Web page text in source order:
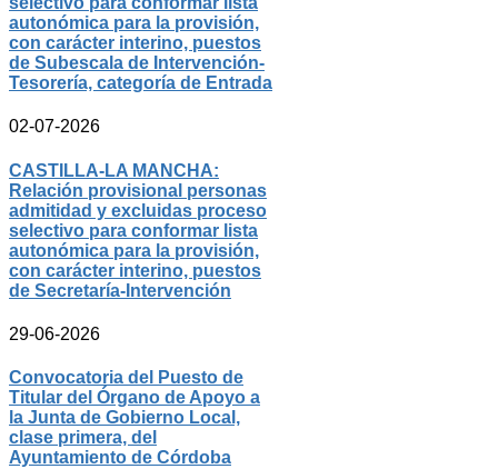
autonómica para la provisión,
con carácter interino, puestos
de Subescala de Intervención-
Tesorería, categoría de Entrada
02-07-2026
CASTILLA-LA MANCHA:
Relación provisional personas
admitidad y excluidas proceso
selectivo para conformar lista
autonómica para la provisión,
con carácter interino, puestos
de Secretaría-Intervención
29-06-2026
Convocatoria del Puesto de
Titular del Órgano de Apoyo a
la Junta de Gobierno Local,
clase primera, del
Ayuntamiento de Córdoba